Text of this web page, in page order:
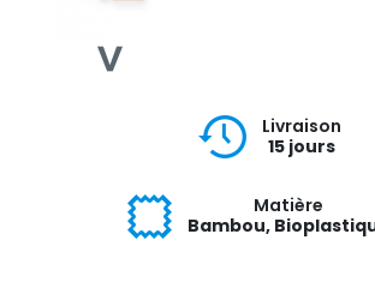
Livraison
15 jours
Matière
Bambou,